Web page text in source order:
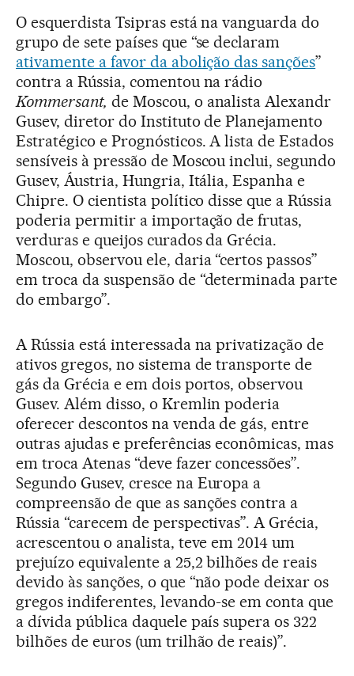
O esquerdista Tsipras está na vanguarda do
grupo de sete países que “se declaram
ativamente a favor da abolição das sanções”
contra a Rússia, comentou na rádio
Kommersant, de Moscou, o analista Alexandr
Gusev, diretor do Instituto de Planejamento
Estratégico e Prognósticos. A lista de Estados
sensíveis à pressão de Moscou inclui, segundo
Gusev, Áustria, Hungria, Itália, Espanha e
Chipre. O cientista político disse que a Rússia
poderia permitir a importação de frutas,
verduras e queijos curados da Grécia.
Moscou, observou ele, daria “certos passos”
em troca da suspensão de “determinada parte
do embargo”.
A Rússia está interessada na privatização de
ativos gregos, no sistema de transporte de
gás da Grécia e em dois portos, observou
Gusev. Além disso, o Kremlin poderia
oferecer descontos na venda de gás, entre
outras ajudas e preferências econômicas, mas
em troca Atenas “deve fazer concessões”.
Segundo Gusev, cresce na Europa a
compreensão de que as sanções contra a
Rússia “carecem de perspectivas”. A Grécia,
acrescentou o analista, teve em 2014 um
prejuízo equivalente a 25,2 bilhões de reais
devido às sanções, o que “não pode deixar os
gregos indiferentes, levando-se em conta que
a dívida pública daquele país supera os 322
bilhões de euros (um trilhão de reais)”.